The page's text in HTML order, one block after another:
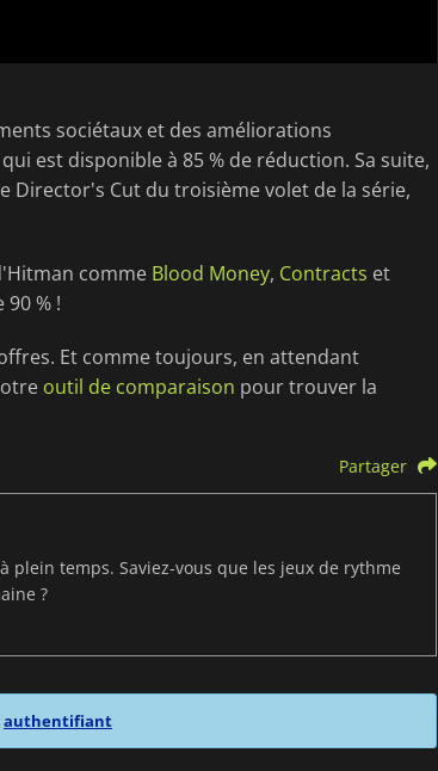
sociétaux et des améliorations
qui est disponible à 85 % de réduction. Sa suite,
Director's Cut du troisième volet de la série,
comme Blood Money, Contracts et
% !
Et comme toujours, en attendant
outil de comparaison pour trouver la
Partager
temps. Saviez-vous que les jeux de rythme
?
authentifiant